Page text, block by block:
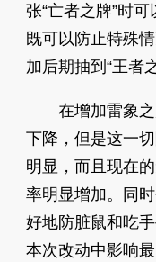
张“亡者之牌”时可
既可以防止特殊
加后期抽到“王者
在增加雷象
下降，但是这一
明显，而且现在
率明显增加。同
好地防脏鼠和吃
本次改动中影响最